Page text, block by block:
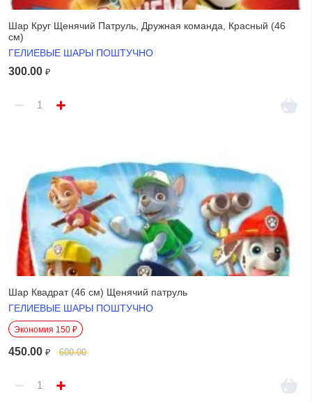
Шар Круг Щенячий Патруль, Дружная команда, Красный (46
см)
ГЕЛИЕВЫЕ ШАРЫ ПОШТУЧНО
300.00 ₽
Шар Квадрат (46 см) Щенячий патруль
ГЕЛИЕВЫЕ ШАРЫ ПОШТУЧНО
Экономия 150 ₽
450.00 ₽ 600.00